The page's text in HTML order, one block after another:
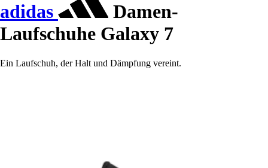
adidas
Damen-
Laufschuhe Galaxy 7
Ein Laufschuh, der Halt und Dämpfung vereint.